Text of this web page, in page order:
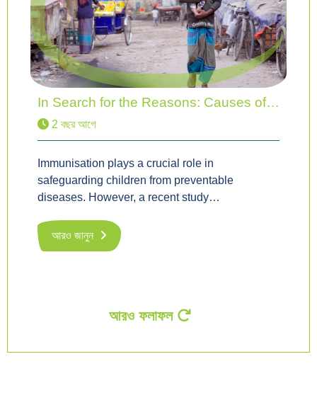
In Search for the Reasons: Causes of…
2 বছর আগে
Immunisation plays a crucial role in
safeguarding children from preventable
diseases. However, a recent study…
আরও জানুন
আরও ফলাফল